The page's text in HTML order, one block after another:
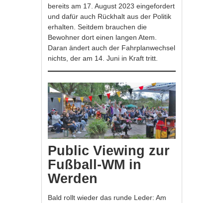
bereits am 17. August 2023 eingefordert
und dafür auch Rückhalt aus der Politik
erhalten. Seitdem brauchen die
Bewohner dort einen langen Atem.
Daran ändert auch der Fahrplanwechsel
nichts, der am 14. Juni in Kraft tritt.
Public Viewing zur
Fußball-WM in
Werden
Bald rollt wieder das runde Leder: Am